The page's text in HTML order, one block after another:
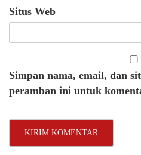
Situs Web
Simpan nama, email, dan
peramban ini untuk